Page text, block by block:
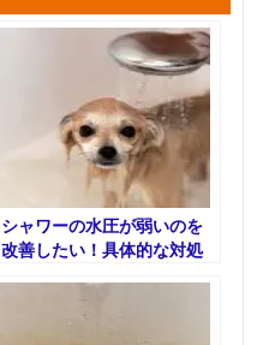
シャワーの水圧が弱いのを
改善したい！具体的な対処